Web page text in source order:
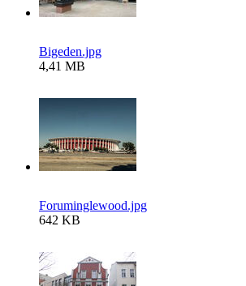
Bigeden.jpg
4,41 MB
Foruminglewood.jpg
642 KB